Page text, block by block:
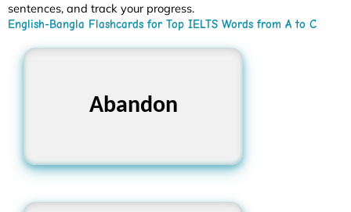
sentences, and track your progress.
English-Bangla Flashcards for Top IELTS Words from A to C
Abandon
ত্যাগ করা, পরিত্যাগ করা